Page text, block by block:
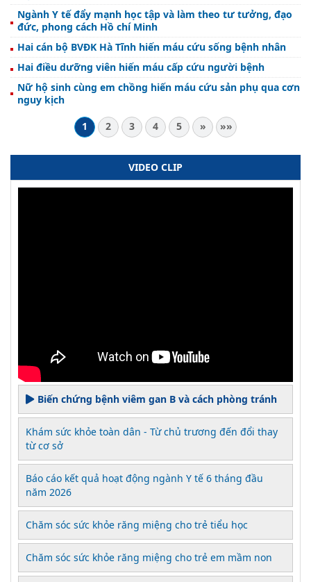
Ngành Y tế đẩy mạnh học tập và làm theo tư tưởng, đạo
đức, phong cách Hồ chí Minh
Hai cán bộ BVĐK Hà Tĩnh hiến máu cứu sống bệnh nhân
Hai điều dưỡng viên hiến máu cấp cứu người bệnh
Nữ hộ sinh cùng em chồng hiến máu cứu sản phụ qua cơn
nguy kịch
1
2 3 4 5 » »»
VIDEO CLIP
Biến chứng bệnh viêm gan B và cách phòng tránh
Khám sức khỏe toàn dân - Từ chủ trương đến đổi thay
từ cơ sở
Báo cáo kết quả hoạt động ngành Y tế 6 tháng đầu
năm 2026
Chăm sóc sức khỏe răng miệng cho trẻ tiểu học
Chăm sóc sức khỏe răng miệng cho trẻ em mầm non